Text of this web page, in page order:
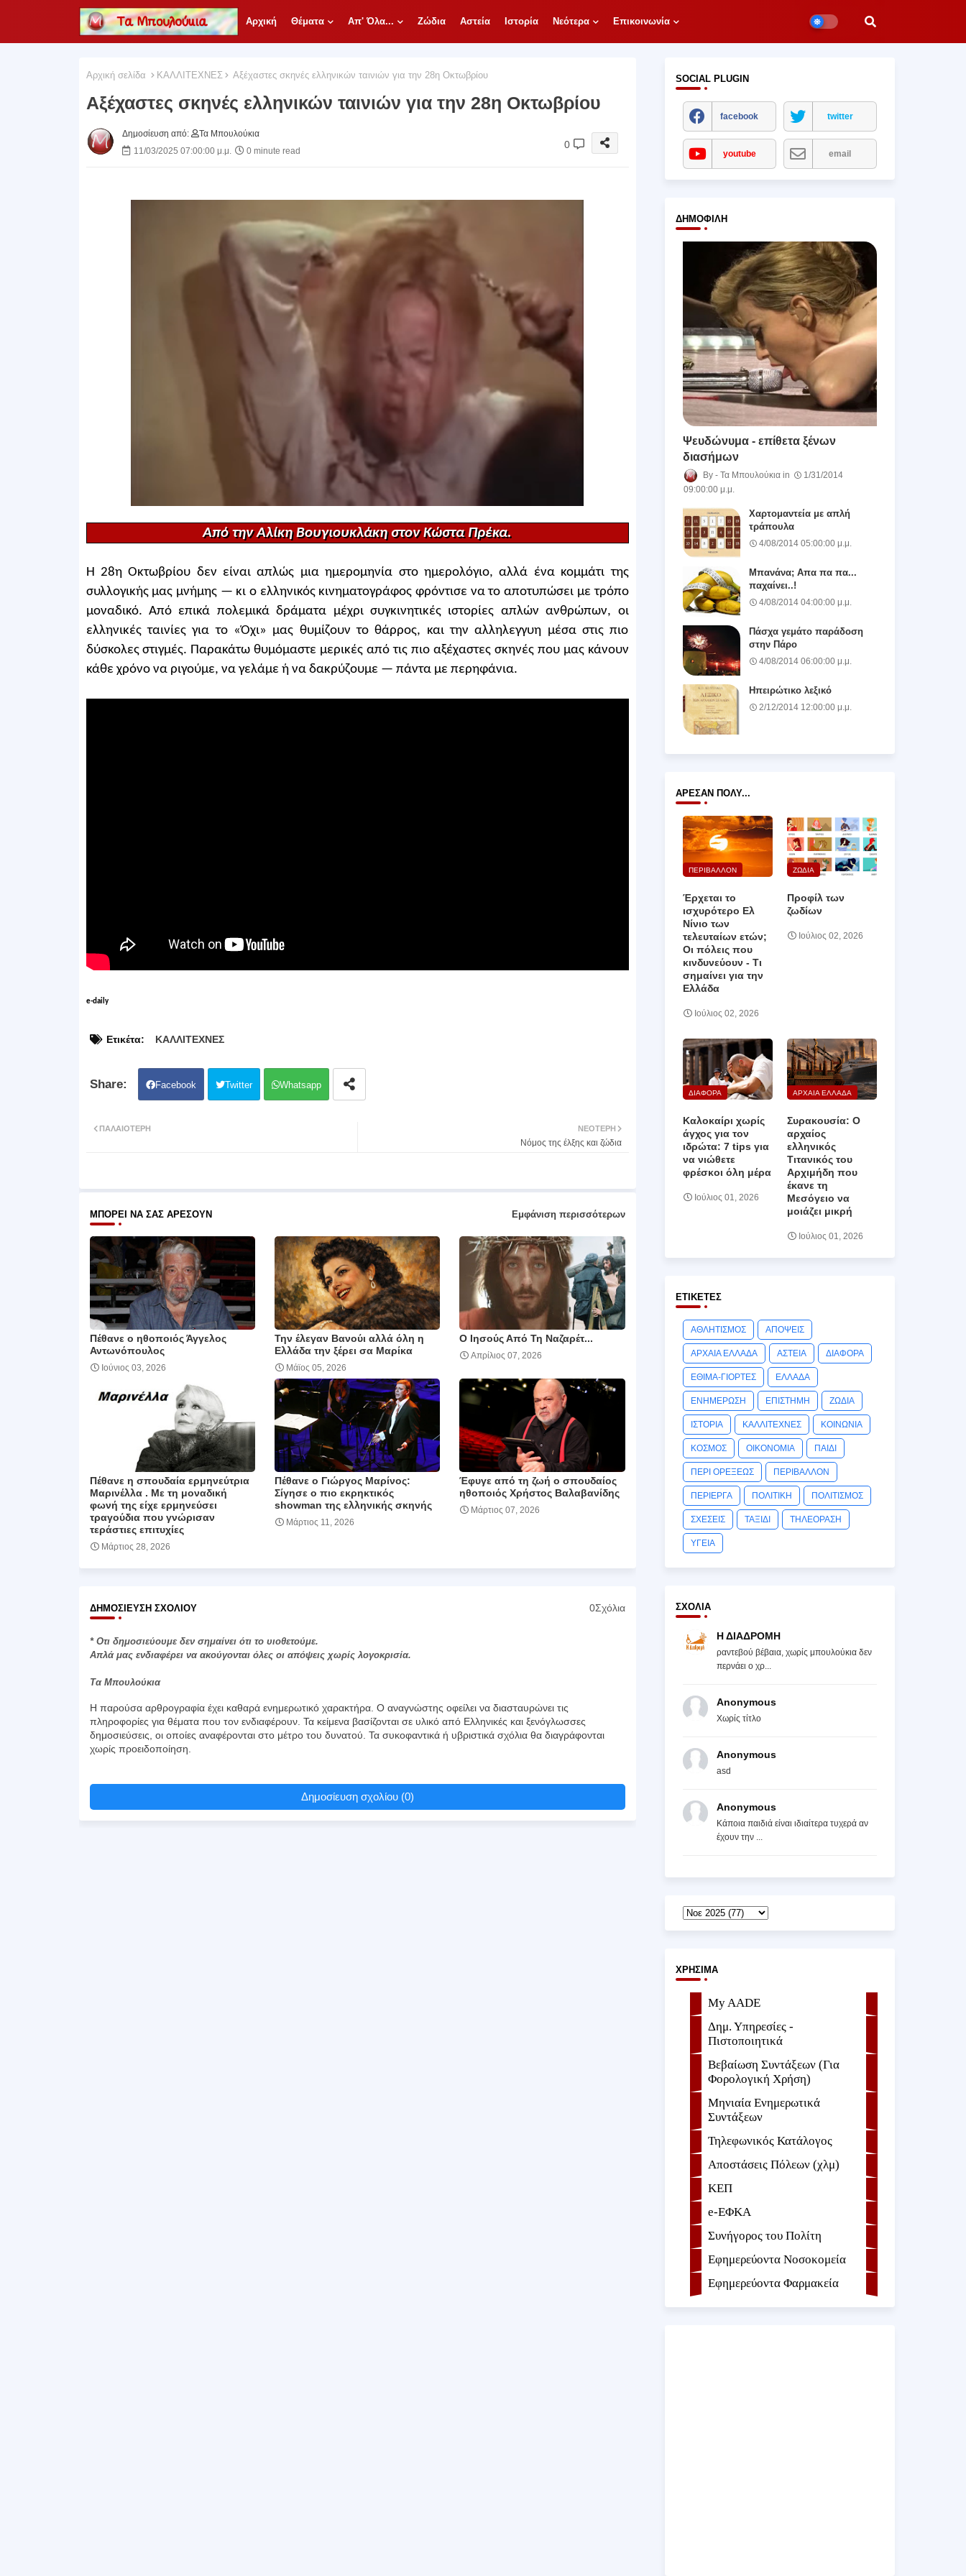
Αρχική Θέματα Απ' Όλα... Ζώδια Αστεία Ιστορία Νεότερα Επικοινωνία
Αρχική σελίδα ΚΑΛΛΙΤΕΧΝΕΣ Αξέχαστες σκηνές ελληνικών ταινιών για την 28η Οκτωβρίου
Αξέχαστες σκηνές ελληνικών ταινιών για την 28η Οκτωβρίου
Δημοσίευση από:
Τα Μπουλούκια
11/03/2025 07:00:00 μ.μ.
0 minute read
0
Aπό την Αλίκη Βουγιουκλάκη στον Κώστα Πρέκα.
Η 28η Οκτωβρίου δεν είναι απλώς μια ημερομηνία στο ημερολόγιο, αλλά ένα κομμάτι της
συλλογικής μας μνήμης — κι ο ελληνικός κινηματογράφος φρόντισε να το αποτυπώσει με τρόπο
μοναδικό. Από επικά πολεμικά δράματα μέχρι συγκινητικές ιστορίες απλών ανθρώπων, οι
ελληνικές ταινίες για το «Όχι» μας θυμίζουν το θάρρος, και την αλληλεγγυη μέσα στις πιο
δύσκολες στιγμές. Παρακάτω θυμόμαστε μερικές από τις πιο αξέχαστες σκηνές που μας κάνουν
κάθε χρόνο να ριγούμε, να γελάμε ή να δακρύζουμε — πάντα με περηφάνια.
e-daily
Ετικέτα: ΚΑΛΛΙΤΕΧΝΕΣ
Facebook Twitter Whatsapp
ΝΕΌΤΕΡΗ
Νόμος της έλξης και ζώδια
ΠΑΛΑΙΌΤΕΡΗ
ΜΠΟΡΕΊ ΝΑ ΣΑΣ ΑΡΈΣΟΥΝ Εμφάνιση περισσότερων
Πέθανε ο ηθοποιός Άγγελος
Αντωνόπουλος
Ιούνιος 03, 2026
Την έλεγαν Βανούι αλλά όλη η
Ελλάδα την ξέρει σα Μαρίκα
Μάϊος 05, 2026
Ο Ιησούς Από Τη Ναζαρέτ...
Απρίλιος 07, 2026
Πέθανε η σπουδαία ερμηνεύτρια
Μαρινέλλα . Με τη μοναδική
φωνή της είχε ερμηνεύσει
τραγούδια που γνώρισαν
τεράστιες επιτυχίες
Μάρτιος 28, 2026
Πέθανε ο Γιώργος Μαρίνος:
Σίγησε ο πιο εκρηκτικός
showman της ελληνικής σκηνής
Μάρτιος 11, 2026
Έφυγε από τη ζωή ο σπουδαίος
ηθοποιός Χρήστος Βαλαβανίδης
Μάρτιος 07, 2026
ΔΗΜΟΣΊΕΥΣΗ ΣΧΟΛΊΟΥ 0Σχόλια
* Οτι δημοσιεύουμε δεν σημαίνει ότι το υιοθετούμε.
Απλά μας ενδιαφέρει να ακούγονται όλες οι απόψεις χωρίς λογοκρισία.
Τα Μπουλούκια
Η παρούσα αρθρογραφία έχει καθαρά ενημερωτικό χαρακτήρα. Ο αναγνώστης οφείλει να διασταυρώνει τις
πληροφορίες για θέματα που τον ενδιαφέρουν. Τα κείμενα βασίζονται σε υλικό από Ελληνικές και ξενόγλωσσες
δημοσιεύσεις, οι οποίες αναφέρονται στο μέτρο του δυνατού. Τα συκοφαντικά ή υβριστικά σχόλια θα διαγράφονται
χωρίς προειδοποίηση.
Δημοσίευση σχολίου (0)
SOCIAL PLUGIN
facebook twitter
youtube email
ΔΗΜΟΦΙΛΉ
Ψευδώνυμα - επίθετα ξένων
διασήμων
Τα Μπουλούκια
1/31/2014
09:00:00 μ.μ.
Χαρτομαντεία με απλή
τράπουλα
4/08/2014 05:00:00 μ.μ.
Μπανάνα; Απα πα πα...
παχαίνει..!
4/08/2014 04:00:00 μ.μ.
Πάσχα γεμάτο παράδοση
στην Πάρο
4/08/2014 06:00:00 μ.μ.
Ηπειρώτικο λεξικό
2/12/2014 12:00:00 μ.μ.
ΆΡΕΣΑΝ ΠΟΛΎ...
ΠΕΡΙΒΑΛΛΟΝ
Έρχεται το
ισχυρότερο Ελ
Νίνιο των
τελευταίων ετών;
Οι πόλεις που
κινδυνεύουν ‑ Τι
σημαίνει για την
Ελλάδα
Ιούλιος 02, 2026
ΖΩΔΙΑ
Προφίλ των
ζωδίων
Ιούλιος 02, 2026
ΔΙΑΦΟΡΑ
Καλοκαίρι χωρίς
άγχος για τον
ιδρώτα: 7 tips για
να νιώθετε
φρέσκοι όλη μέρα
Ιούλιος 01, 2026
ΑΡΧΑΙΑ ΕΛΛΑΔΑ
Συρακουσία: Ο
αρχαίος
ελληνικός
Τιτανικός του
Αρχιμήδη που
έκανε τη
Μεσόγειο να
μοιάζει μικρή
Ιούλιος 01, 2026
ΕΤΙΚΈΤΕΣ
ΑΘΛΗΤΙΣΜΟΣ ΑΠΟΨΕΙΣ
ΑΡΧΑΙΑ ΕΛΛΑΔΑ ΑΣΤΕΙΑ ΔΙΑΦΟΡΑ
ΕΘΙΜΑ-ΓΙΟΡΤΕΣ ΕΛΛΑΔΑ
ΕΝΗΜΕΡΩΣΗ ΕΠΙΣΤΗΜΗ ΖΩΔΙΑ
ΙΣΤΟΡΙΑ ΚΑΛΛΙΤΕΧΝΕΣ ΚΟΙΝΩΝΙΑ
ΚΟΣΜΟΣ ΟΙΚΟΝΟΜΙΑ ΠΑΙΔΙ
ΠΕΡΙ ΟΡΕΞΕΩΣ ΠΕΡΙΒΑΛΛΟΝ
ΠΕΡΙΕΡΓΑ ΠΟΛΙΤΙΚΗ ΠΟΛΙΤΙΣΜΟΣ
ΣΧΕΣΕΙΣ ΤΑΞΙΔΙ ΤΗΛΕΟΡΑΣΗ
ΥΓΕΙΑ
ΣΧΌΛΙΑ
Η ΔΙΑΔΡΟΜΗ
ραντεβού βέβαια, χωρίς μπουλούκια δεν
περνάει ο χρ...
Anonymous
Χωρίς τίτλο
Anonymous
asd
Anonymous
Κάποια παιδιά είναι ιδιαίτερα τυχερά αν
έχουν την ...
ΧΡΉΣΙΜΑ
My AADE
Δημ. Υπηρεσίες -
Πιστοποιητικά
Βεβαίωση Συντάξεων (Για
Φορολογική Χρήση)
Μηνιαία Ενημερωτικά
Συντάξεων
Τηλεφωνικός Κατάλογος
Αποστάσεις Πόλεων (χλμ)
ΚΕΠ
e-ΕΦKA
Συνήγορος του Πολίτη
Εφημερεύοντα Νοσοκομεία
Εφημερεύοντα Φαρμακεία